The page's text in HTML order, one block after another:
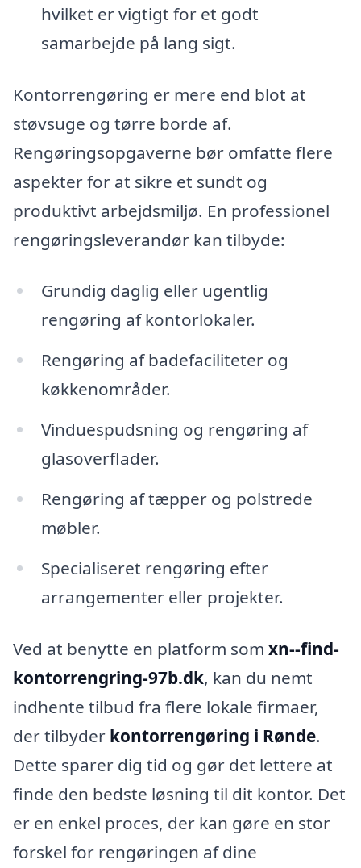
hvilket er vigtigt for et godt
samarbejde på lang sigt.
Kontorrengøring er mere end blot at
støvsuge og tørre borde af.
Rengøringsopgaverne bør omfatte flere
aspekter for at sikre et sundt og
produktivt arbejdsmiljø. En professionel
rengøringsleverandør kan tilbyde:
Grundig daglig eller ugentlig
rengøring af kontorlokaler.
Rengøring af badefaciliteter og
køkkenområder.
Vinduespudsning og rengøring af
glasoverflader.
Rengøring af tæpper og polstrede
møbler.
Specialiseret rengøring efter
arrangementer eller projekter.
Ved at benytte en platform som xn--find-
kontorrengring-97b.dk, kan du nemt
indhente tilbud fra flere lokale firmaer,
der tilbyder kontorrengøring i Rønde.
Dette sparer dig tid og gør det lettere at
finde den bedste løsning til dit kontor. Det
er en enkel proces, der kan gøre en stor
forskel for rengøringen af dine